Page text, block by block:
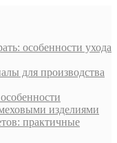
особенности ухода
для производства
изделиями
практичные